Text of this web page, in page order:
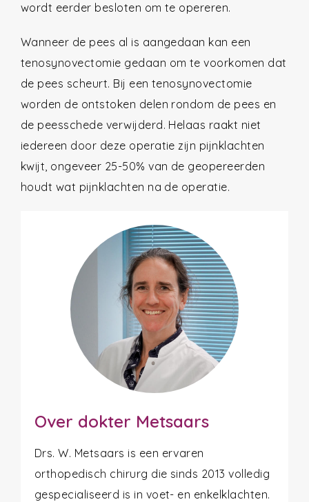
wordt eerder besloten om te opereren.
Wanneer de pees al is aangedaan kan een
tenosynovectomie gedaan om te voorkomen dat
de pees scheurt. Bij een tenosynovectomie
worden de ontstoken delen rondom de pees en
de peesschede verwijderd. Helaas raakt niet
iedereen door deze operatie zijn pijnklachten
kwijt, ongeveer 25-50% van de geopereerden
houdt wat pijnklachten na de operatie.
Over dokter Metsaars
Drs. W. Metsaars is een ervaren
orthopedisch chirurg die sinds 2013 volledig
gespecialiseerd is in voet- en enkelklachten.